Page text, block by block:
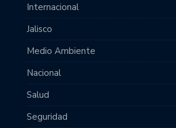
Internacional
Jalisco
Medio Ambiente
Nacional
Salud
Seguridad